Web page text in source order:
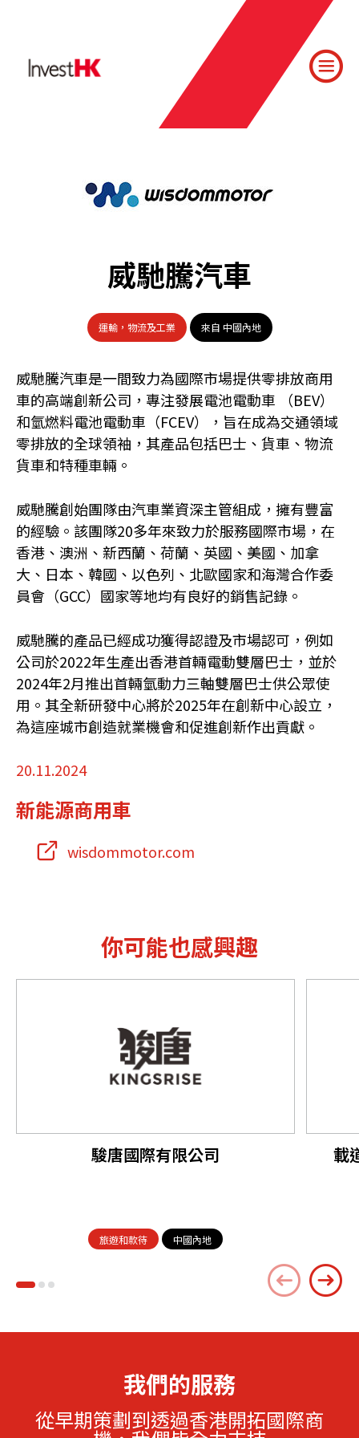
威馳騰汽車
運輸，物流及工業 來自 中國內地
威馳騰汽車是一間致力為國際市場提供零排放商用
車的高端創新公司，專注發展電池電動車 （BEV）
和氫燃料電池電動車（FCEV），旨在成為交通領域
零排放的全球領袖，其產品包括巴士、貨車、物流
貨車和特種車輛。
威馳騰創始團隊由汽車業資深主管組成，擁有豐富
的經驗。該團隊20多年來致力於服務國際市場，在
香港、澳洲、新西蘭、荷蘭、英國、美國、加拿
大、日本、韓國、以色列、北歐國家和海灣合作委
員會（GCC）國家等地均有良好的銷售記錄。
威馳騰的產品已經成功獲得認證及市場認可，例如
公司於2022年生產出香港首輛電動雙層巴士，並於
2024年2月推出首輛氫動力三軸雙層巴士供公眾使
用。其全新研發中心將於2025年在創新中心設立，
為這座城市創造就業機會和促進創新作出貢獻。
20.11.2024
新能源商用車
wisdommotor.com
你可能也感興趣
駿唐國際有限公司
旅遊和款待 中國內地
載
我們的服務
從早期策劃到透過香港開拓國際商